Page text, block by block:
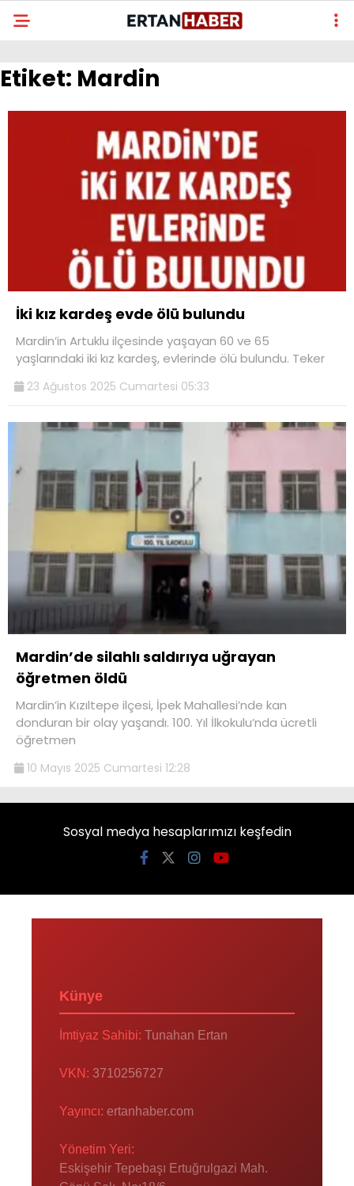
Etiket: Mardin
İki kız kardeş evde ölü bulundu
Mardin’in Artuklu ilçesinde yaşayan 60 ve 65
yaşlarındaki iki kız kardeş, evlerinde ölü bulundu. Teker
23 Ağustos 2025 Cumartesi 05:33
Mardin’de silahlı saldırıya uğrayan
öğretmen öldü
Mardin’in Kızıltepe ilçesi, İpek Mahallesi’nde kan
donduran bir olay yaşandı. 100. Yıl İlkokulu’nda ücretli
öğretmen
10 Mayıs 2025 Cumartesi 12:28
Sosyal medya hesaplarımızı keşfedin
Künye
İmtiyaz Sahibi: Tunahan Ertan
VKN: 3710256727
Yayıncı: ertanhaber.com
Yönetim Yeri:
Eskişehir Tepebaşı Ertuğrulgazi Mah.